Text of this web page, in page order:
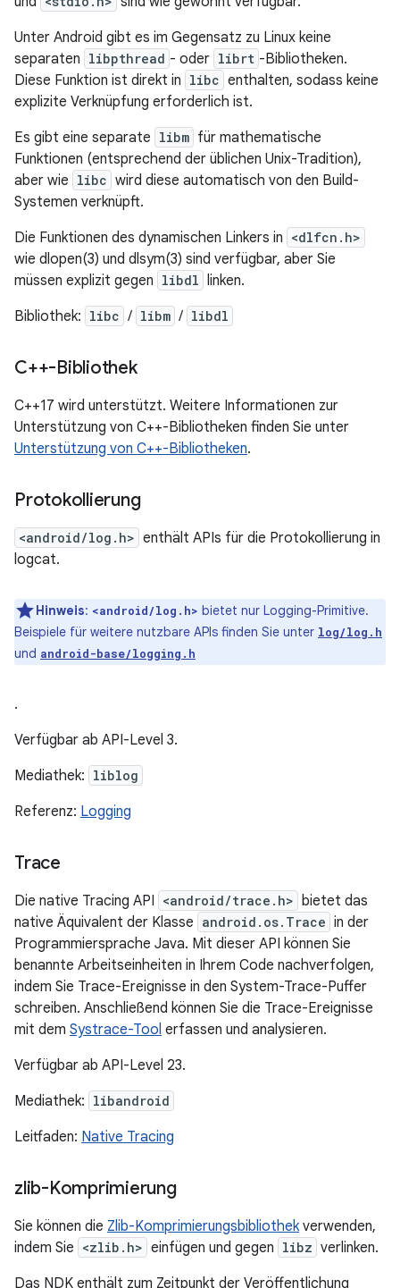
Unter Android gibt es im Gegensatz zu Linux keine
separaten libpthread - oder librt -Bibliotheken.
Diese Funktion ist direkt in libc enthalten, sodass keine
explizite Verknüpfung erforderlich ist.
Es gibt eine separate libm für mathematische
Funktionen (entsprechend der üblichen Unix-Tradition),
aber wie libc wird diese automatisch von den Build-
Systemen verknüpft.
Die Funktionen des dynamischen Linkers in <dlfcn.h>
wie dlopen(3) und dlsym(3) sind verfügbar, aber Sie
müssen explizit gegen libdl linken.
Bibliothek: libc / libm / libdl
C++-Bibliothek
C++17 wird unterstützt. Weitere Informationen zur
Unterstützung von C++-Bibliotheken finden Sie unter
Unterstützung von C++-Bibliotheken.
Protokollierung
<android/log.h> enthält APIs für die Protokollierung in
logcat.
Hinweis: <android/log.h> bietet nur Logging-Primitive.
Beispiele für weitere nutzbare APIs finden Sie unter log/log.h
und android-base/logging.h
.
Verfügbar ab API-Level 3.
Mediathek: liblog
Referenz: Logging
Trace
Die native Tracing API <android/trace.h> bietet das
native Äquivalent der Klasse android.os.Trace in der
Programmiersprache Java. Mit dieser API können Sie
benannte Arbeitseinheiten in Ihrem Code nachverfolgen,
indem Sie Trace-Ereignisse in den System-Trace-Puffer
schreiben. Anschließend können Sie die Trace-Ereignisse
mit dem Systrace-Tool erfassen und analysieren.
Verfügbar ab API-Level 23.
Mediathek: libandroid
Leitfaden: Native Tracing
zlib-Komprimierung
Sie können die Zlib-Komprimierungsbibliothekverwenden,
indem Sie <zlib.h> einfügen und gegen libz verlinken.
Das NDK enthält zum Zeitpunkt der Veröffentlichung